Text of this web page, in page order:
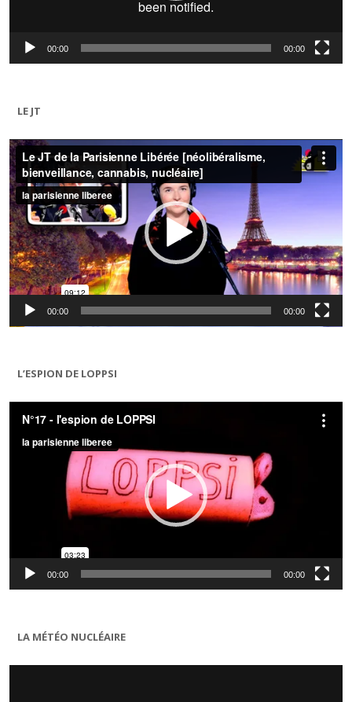
00:00 00:00
LE JT
Lecteur
vidéo
00:00 00:00
L’ESPION DE LOPPSI
Lecteur
vidéo
00:00 00:00
LA MÉTÉO NUCLÉAIRE
Lecteur